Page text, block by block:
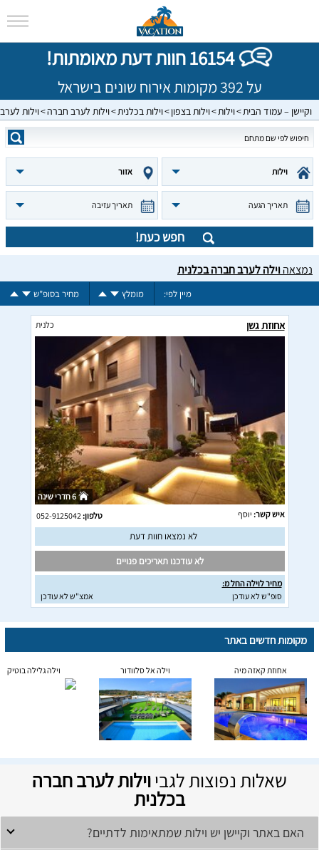
16154 חוות דעת מאומתות!
על 392 מקומות אירוח שונים בישראל
וקיישן – עמוד הבית וילות וילות בצפון וילות בכלנית וילות לערב חברה וילות
וילות אזור
תאריך הגעה תאריך עזיבה
חפש כעת!
נמצאהוילה לערב חברה בכלנית
מיין לפי: מומלץ מחיר בסופ"ש
אחוזת גשן כלנית
6 חדרי שינה
איש קשר: יוסף טלפון:
לא נמצאו חוות דעת
לא עודכנו תאריכים פנויים
מחיר לוילה החל מ:
סופ"ש לא עודכן
אמצ"ש לא עודכן
מקומות חדשים באתר
אחוזת קאזה מיה וילה אל סלוודור וילה גלילה בוטיק
שאלות נפוצות לגביוילות לערב חברה
בכלנית
האם באתר וקיישן יש וילות שמתאימות לדתיים?